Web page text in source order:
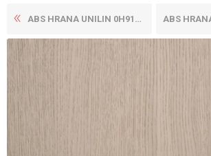
ABS HRANA UNILIN 0H915 V2A ... ABS HRANA